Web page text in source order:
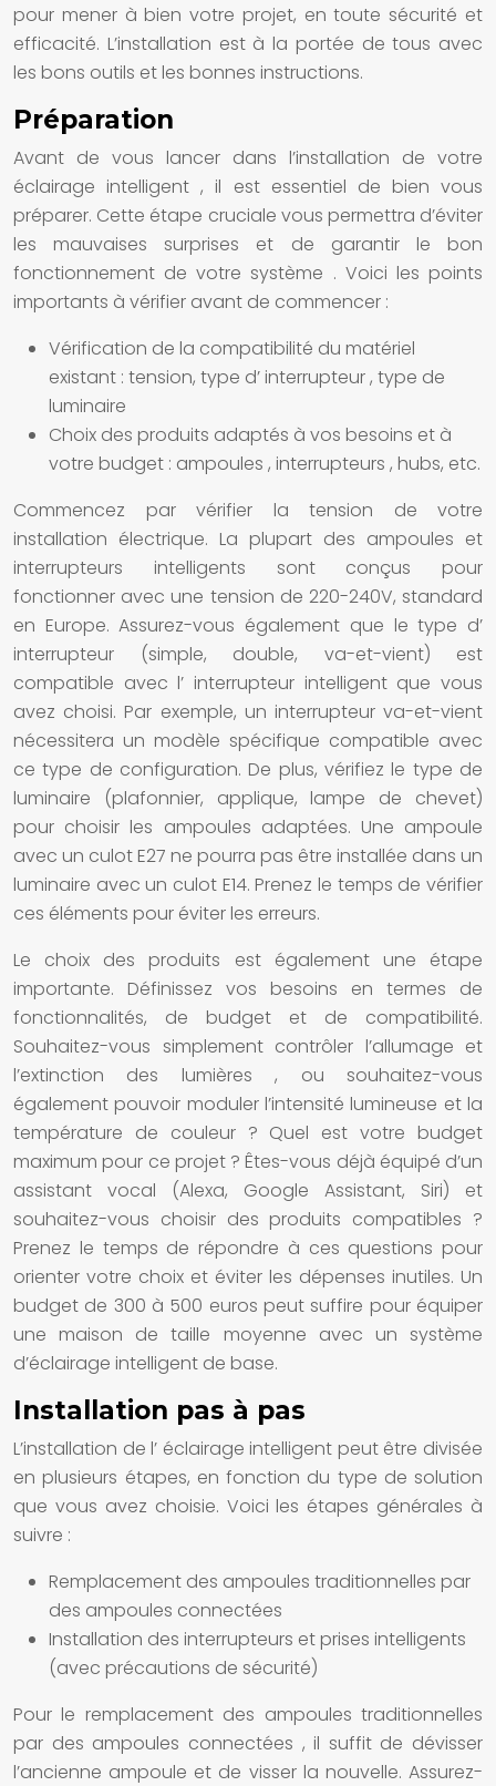
pour mener à bien votre projet, en toute sécurité et
efficacité. L’installation est à la portée de tous avec
les bons outils et les bonnes instructions.
Préparation
Avant de vous lancer dans l’installation de votre
éclairage intelligent, il est essentiel de bien vous
préparer. Cette étape cruciale vous permettra d’éviter
les mauvaises surprises et de garantir le bon
fonctionnement de votresystème . Voici les points
importants à vérifier avant de commencer :
Vérification de la compatibilité du matériel
existant : tension, type d’interrupteur, type de
luminaire
Choix des produits adaptés à vos besoins et à
votre budget : ampoules , interrupteurs , hubs, etc.
Commencez par vérifier la tension de votre
installation électrique. La plupart des ampoules et
interrupteurs intelligents sont conçus pour
fonctionner avec une tension de 220-240V, standard
en Europe. Assurez-vous également que le type d’
interrupteur
(simple, double, va-et-vient) est
compatible avec l’ interrupteur intelligent que vous
avez choisi. Par exemple, un interrupteurva-et-vient
nécessitera un modèle spécifique compatible avec
ce type de configuration. De plus, vérifiez le type de
luminaire (plafonnier, applique, lampe de chevet)
pour choisir les ampoules adaptées. Une ampoule
avec un culot E27 ne pourra pas être installée dans un
luminaire avec un culot E14. Prenez le temps de vérifier
ces éléments pour éviter les erreurs.
Le choix des produits est également une étape
importante. Définissez vos besoins en termes de
fonctionnalités, de budget et de compatibilité.
Souhaitez-vous simplement contrôler l’allumage et
l’extinction des lumières, ou souhaitez-vous
également pouvoir moduler l’intensité lumineuse et la
température de couleur ? Quel est votre budget
maximum pour ce projet ? Êtes-vous déjà équipé d’un
assistant vocal (Alexa, Google Assistant, Siri) et
souhaitez-vous choisir des produits compatibles ?
Prenez le temps de répondre à ces questions pour
orienter votre choix et éviter les dépenses inutiles. Un
budget de 300 à 500 euros peut suffire pour équiper
unemaison de taille moyenne avec unsystème
d’éclairage intelligent de base.
Installation pas à pas
L’installation de l’ éclairage intelligent peut être divisée
en plusieurs étapes, en fonction du type de solution
que vous avez choisie. Voici les étapes générales à
suivre :
Remplacement des ampoules traditionnelles par
des ampoules connectées
Installation des interrupteurs et prises intelligents
(avec précautions de sécurité)
Pour le remplacement des ampoulestraditionnelles
par des ampoules connectées , il suffit de dévisser
l’ancienne ampoule et de visser la nouvelle. Assurez-